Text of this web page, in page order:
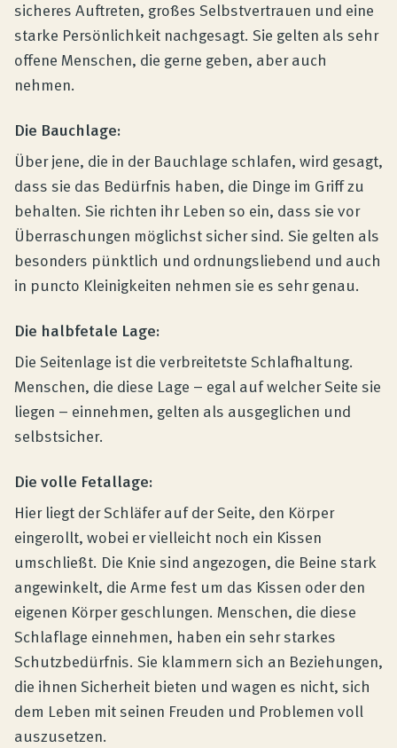
sicheres Auftreten, großes Selbstvertrauen und eine
starke Persönlichkeit nachgesagt. Sie gelten als sehr
offene Menschen, die gerne geben, aber auch
nehmen.
Die Bauchlage:
Über jene, die in der Bauchlage schlafen, wird gesagt,
dass sie das Bedürfnis haben, die Dinge im Griff zu
behalten. Sie richten ihr Leben so ein, dass sie vor
Überraschungen möglichst sicher sind. Sie gelten als
besonders pünktlich und ordnungsliebend und auch
in puncto Kleinigkeiten nehmen sie es sehr genau.
Die halbfetale Lage:
Die Seitenlage ist die verbreitetste Schlafhaltung.
Menschen, die diese Lage – egal auf welcher Seite sie
liegen – einnehmen, gelten als ausgeglichen und
selbstsicher.
Die volle Fetallage:
Hier liegt der Schläfer auf der Seite, den Körper
eingerollt, wobei er vielleicht noch ein Kissen
umschließt. Die Knie sind angezogen, die Beine stark
angewinkelt, die Arme fest um das Kissen oder den
eigenen Körper geschlungen. Menschen, die diese
Schlaflage einnehmen, haben ein sehr starkes
Schutzbedürfnis. Sie klammern sich an Beziehungen,
die ihnen Sicherheit bieten und wagen es nicht, sich
dem Leben mit seinen Freuden und Problemen voll
auszusetzen.